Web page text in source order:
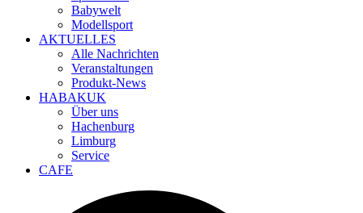
Babywelt
Modellsport
AKTUELLES
Alle Nachrichten
Veranstaltungen
Produkt-News
HABAKUK
Über uns
Hachenburg
Limburg
Service
CAFE